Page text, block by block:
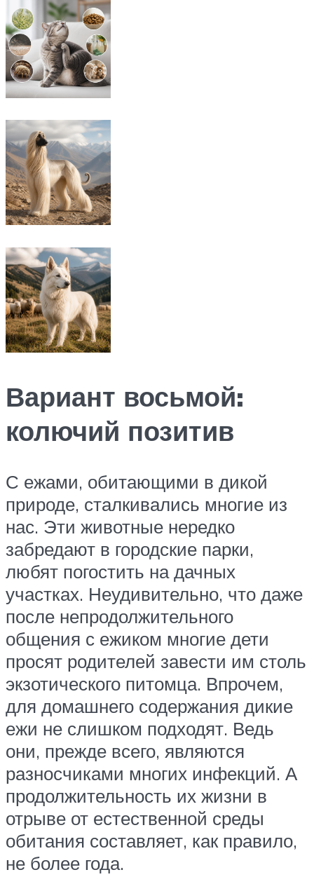
Вариант восьмой:
колючий позитив
С ежами, обитающими в дикой
природе, сталкивались многие из
нас. Эти животные нередко
забредают в городские парки,
любят погостить на дачных
участках. Неудивительно, что даже
после непродолжительного
общения с ежиком многие дети
просят родителей завести им столь
экзотического питомца. Впрочем,
для домашнего содержания дикие
ежи не слишком подходят. Ведь
они, прежде всего, являются
разносчиками многих инфекций. А
продолжительность их жизни в
отрыве от естественной среды
обитания составляет, как правило,
не более года.